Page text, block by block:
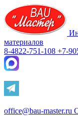
материалов
8-4822-751-108 +7-
office@bau-master.ru